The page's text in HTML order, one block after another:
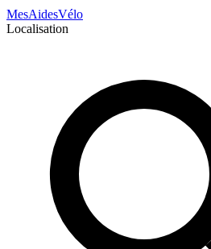
MesAidesVélo
Localisation